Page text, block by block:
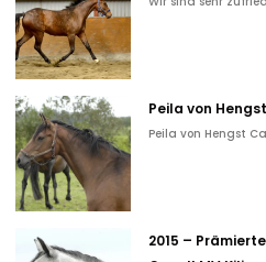
Peila von
Peila von Hengst
2015 –